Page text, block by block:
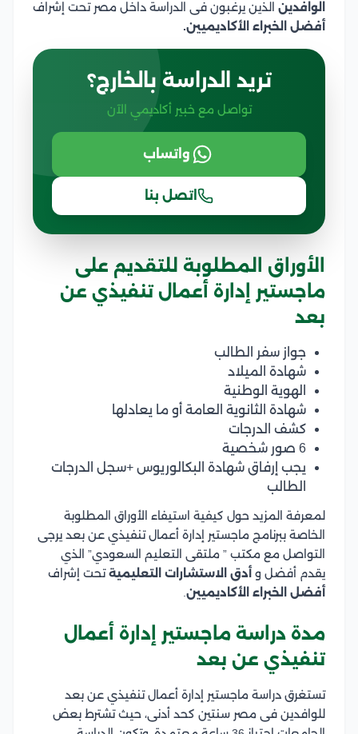
الوافدين الذين يرغبون فى الدراسة داخل مصر تحت إشراف
أفضل الخبراء الأكاديميين.
تريد الدراسة بالخارج؟
تواصل مع خبير أكاديمي الآن
واتساب
اتصل بنا
الأوراق المطلوبة للتقديم على
ماجستير إدارة أعمال تنفيذي عن
بعد
جواز سفر الطالب
شهادة الميلاد
الهوية الوطنية
شهادة الثانوية العامة أو ما يعادلها
كشف الدرجات
6 صور شخصية
يجب إرفاق شهادة البكالوريوس +سجل الدرجات
الطالب
لمعرفة المزيد حول كيفية استيفاء الأوراق المطلوبة
الخاصة ببرنامج ماجستير إدارة أعمال تنفيذي عن بعد يرجى
التواصل مع مكتب ” ملتقى التعليم السعودي” الذي
يقدم أفضل و أدق الاستشارات التعليميةتحت إشراف
أفضل الخبراء الأكاديميين
مدة دراسة ماجستير إدارة أعمال
تنفيذي عن بعد
تستغرق دراسة ماجستير إدارة أعمال تنفيذي عن بعد
للوافدين فى مصر سنتين كحد أدنى، حيث تشترط بعض